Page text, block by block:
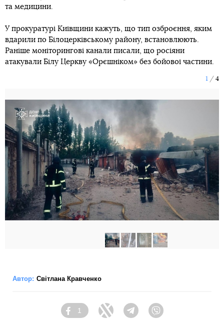
та медицини.
У прокуратурі Київщини кажуть, що тип озброєння, яким
вдарили по Білоцерківському району, встановлюють.
Раніше моніторингові канали писали, що росіяни
атакували Білу Церкву «Орєшніком» без бойової частини.
1 4
Автор: Світлана Кравченко
Facebook
1
Twitter Telegram